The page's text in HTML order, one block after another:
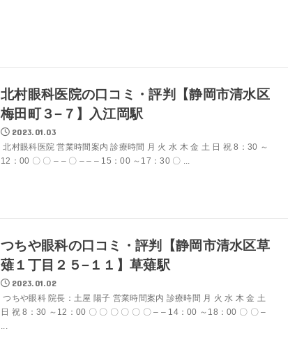
北村眼科医院の口コミ・評判【静岡市清水区
梅田町３−７】入江岡駅
2023.01.03
北村眼科医院 営業時間案内 診療時間 月 火 水 木 金 土 日 祝 8：30 ～
12：00 〇 〇 – – 〇 – – – 15：00 ～17：30 〇 ...
つちや眼科の口コミ・評判【静岡市清水区草
薙１丁目２５−１１】草薙駅
2023.01.02
つちや眼科 院長：土屋 陽子 営業時間案内 診療時間 月 火 水 木 金 土
日 祝 8：30 ～12：00 〇 〇 〇 〇 〇 〇 – – 14：00 ～18：00 〇 〇 –